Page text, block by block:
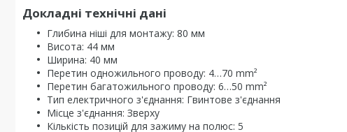
Докладні технічні дані
Глибина ніші для монтажу: 80 мм
Висота: 44 мм
Ширина: 40 мм
Перетин одножильного проводу: 4…70 mm²
Перетин багатожильного проводу: 6…50 mm²
Тип електричного з'єднання: Гвинтове з'єднання
Місце з'єднання: Зверху
Кількість позицій для зажиму на полюс: 5